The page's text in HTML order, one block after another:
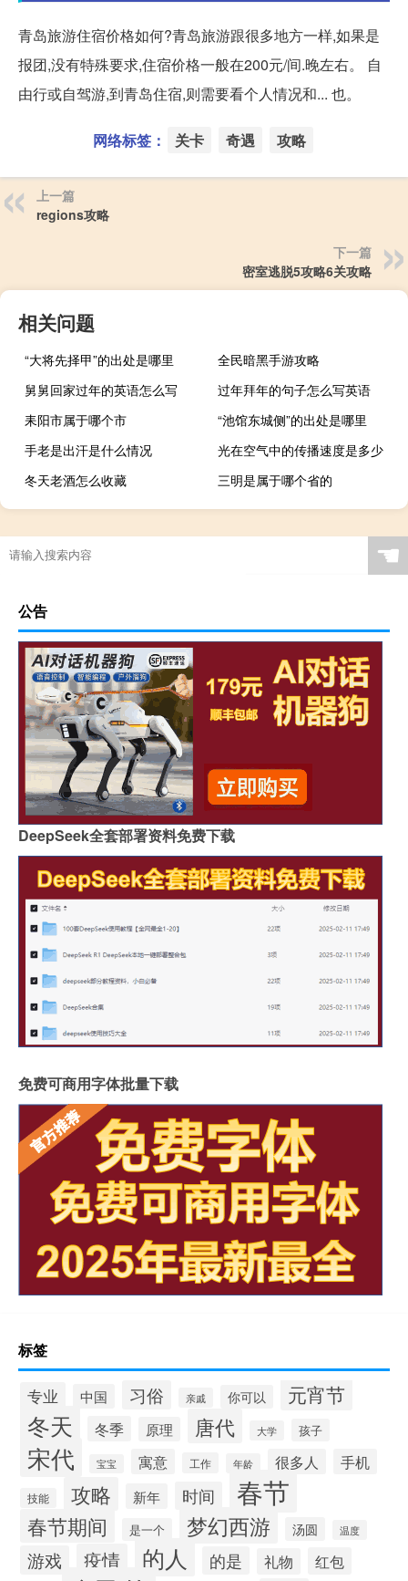
青岛旅游住宿价格如何?青岛旅游跟很多地方一样,如果是
报团,没有特殊要求,住宿价格一般在200元/间.晚左右。 自
由行或自驾游,到青岛住宿,则需要看个人情况和... 也。
网络标签： 关卡 奇遇 攻略
上一篇
regions攻略
下一篇
密室逃脱5攻略6关攻略
相关问题
“大将先择甲”的出处是哪里
全民暗黑手游攻略
舅舅回家过年的英语怎么写
过年拜年的句子怎么写英语
耒阳市属于哪个市
“池馆东城侧”的出处是哪里
手老是出汗是什么情况
光在空气中的传播速度是多少
冬天老酒怎么收藏
三明是属于哪个省的
☚
公告
DeepSeek全套部署资料免费下载
免费可商用字体批量下载
标签
专业 中国 习俗 亲戚 你可以 元宵节
冬天 冬季 原理 唐代 大学 孩子
宋代 宝宝 寓意 工作 年龄 很多人 手机
技能 攻略 新年 时间 春节
春节期间 是一个 梦幻西游 汤圆 温度
游戏 疫情 的人 的是 礼物 红包